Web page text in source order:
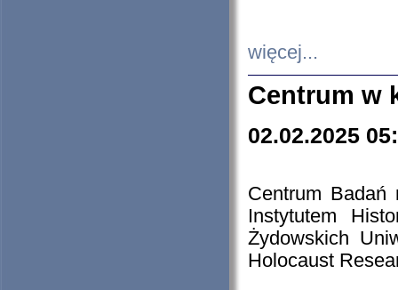
więcej...
Centrum w
02.02.2025
Centrum Badań
Instytutem
Żydowskich
Holocaust